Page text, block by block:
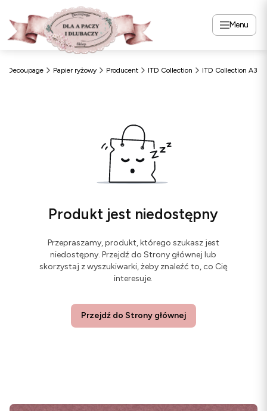
Menu
Decoupage Papier ryżowy Producent ITD Collection ITD Collection A3
Produkt jest niedostępny
Przepraszamy, produkt, którego szukasz jest
niedostępny. Przejdź do Strony głównej lub
skorzystaj z wyszukiwarki, żeby znaleźć to, co Cię
interesuje.
Przejdź do Strony głównej